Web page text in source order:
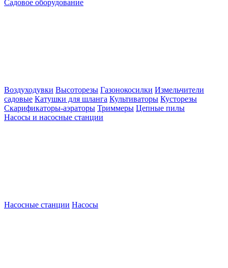
Садовое оборудование
Воздуходувки Высоторезы Газонокосилки Измельчители
садовые Катушки для шланга Культиваторы Кусторезы
Скарификаторы-аэраторы Триммеры Цепные пилы
Насосы и насосные станции
Насосные станции Насосы